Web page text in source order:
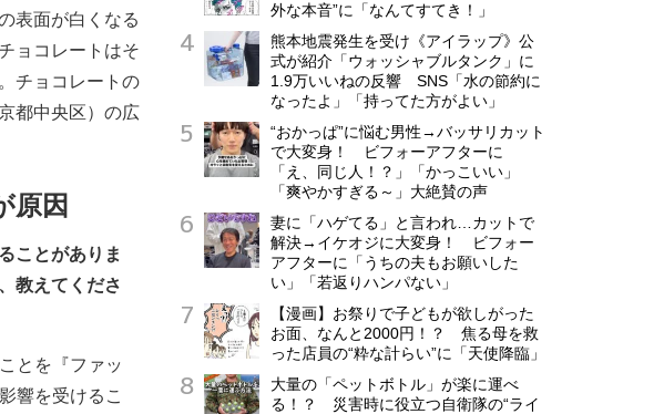
表面が白くなる
ョコレートはそ
チョコレートの
都中央区）の広
原因
ことがありま
教えてくださ
とを『ファッ
響を受けるこ
外な本音”に「なんてすてき！」
熊本地震発生を受け《アイラップ》公
式が紹介「ウォッシャブルタンク」に
1.9万いいねの反響 SNS「水の節約に
なったよ」「持ってた方がよい」
“おかっぱ”に悩む男性→バッサリカット
で大変身！ ビフォーアフターに
「え、同じ人！？」「かっこいい」
「爽やかすぎる～」大絶賛の声
妻に「ハゲてる」と言われ…カットで
解決→イケオジに大変身！ ビフォー
アフターに「うちの夫もお願いした
い」「若返りハンパない」
【漫画】お祭りで子どもが欲しがった
お面、なんと2000円！？ 焦る母を救
った店員の“粋な計らい”に「天使降臨」
大量の「ペットボトル」が楽に運べ
る！？ 災害時に役立つ自衛隊の“ライ